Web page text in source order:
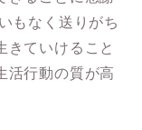
もなく送りがち
きていけること
活行動の質が高